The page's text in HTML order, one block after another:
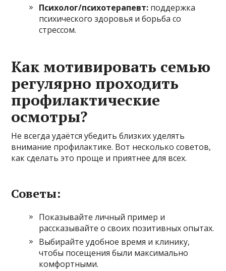
Психолог/психотерапевт: поддержка
психического здоровья и борьба со
стрессом.
Как мотивировать семью
регулярно проходить
профилактические
осмотры?
Не всегда удаётся убедить близких уделять
внимание профилактике. Вот несколько советов,
как сделать это проще и приятнее для всех.
Советы:
Показывайте личный пример и
рассказывайте о своих позитивных опытах.
Выбирайте удобное время и клинику,
чтобы посещения были максимально
комфортными.